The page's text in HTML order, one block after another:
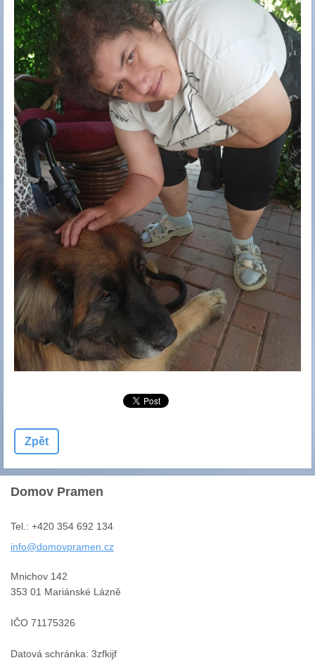
Zpět
Domov Pramen
Tel.: +420 354 692 134
info@domovpramen .cz
Mnichov 142
353 01 Mariánské Lázně
IČO 71175326
Datová schránka: 3zfkijf